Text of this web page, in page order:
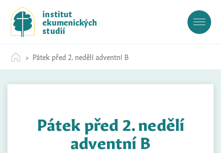
c
institut
ekumenických
studií
Pátek před 2. nedělí adventní B
Pátek před 2. nedělí
adventní B